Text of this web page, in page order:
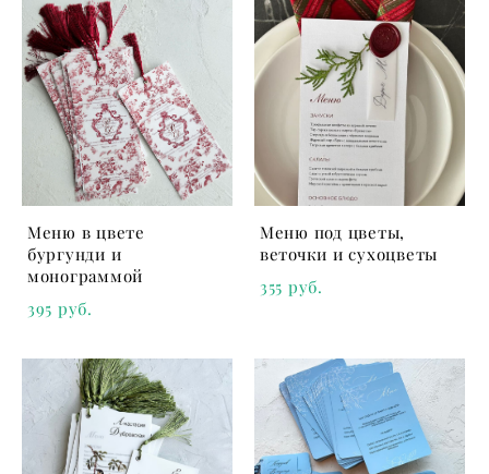
Меню в цвете
бургунди и
монограммой
395 pуб.
Меню под цветы,
веточки и сухоцветы
355 pуб.